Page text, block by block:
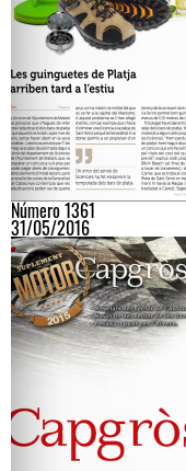
Número 1361
31/05/2016